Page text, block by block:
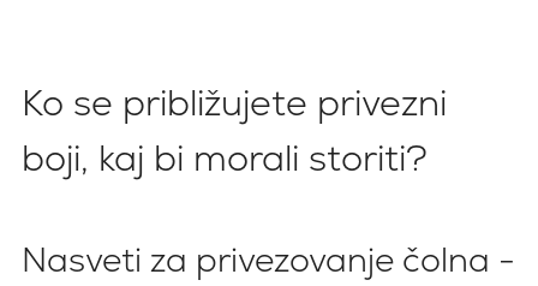
Ko se približujete privezni
boji, kaj bi morali storiti?
Nasveti za privezovanje čolna -